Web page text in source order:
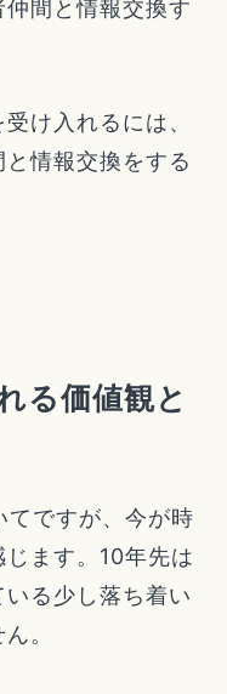
間と情報交換す
け入れるには、
情報交換をする
る価値観と
てですが、今が時
ます。10年先は
る少し落ち着い
。